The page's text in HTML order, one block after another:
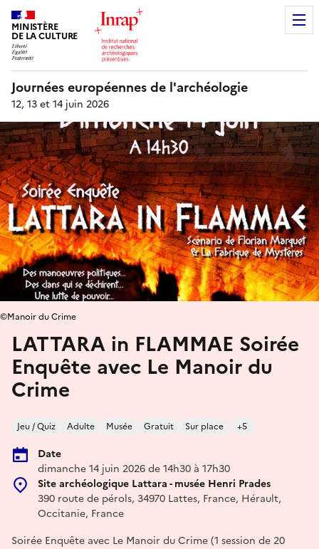
MINISTÈRE
DE LA CULTURE
Journées européennes de l'archéologie
12, 13 et 14 juin 2026
LATTARA in FLAMMAE Soirée
Enquête avec Le Manoir du
Crime
Jeu / Quiz Adulte Musée Gratuit Sur place +5
Date
dimanche 14 juin 2026 de 14h30 à 17h30
Site archéologique Lattara - musée Henri Prades
390 route de pérols, 34970 Lattes, France, Hérault,
Occitanie, France
©Manoir du Crime
Soirée Enquête avec Le Manoir du Crime (1 session de 20